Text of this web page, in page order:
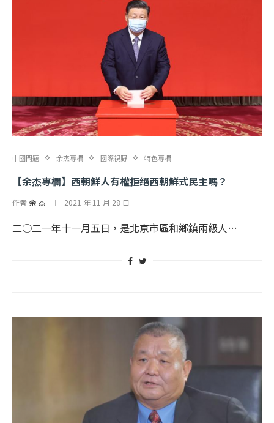
中國問題 余杰專欄 國際視野 特色專欄
【余杰專欄】西朝鮮人有權拒絕西朝鮮式民主嗎？
作者 余 杰 2021 年 11 月 28 日
二○二一年十一月五日，是北京市區和鄉鎮兩級人…